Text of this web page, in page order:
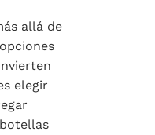
allá de
elegir